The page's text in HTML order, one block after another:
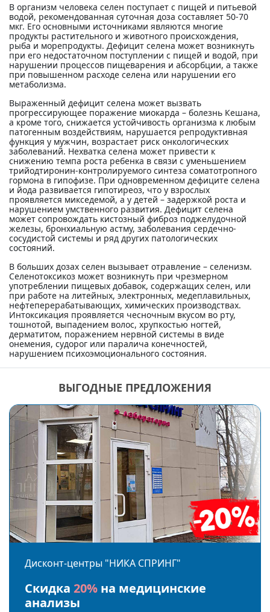
В организм человека селен поступает с пищей и питьевой
водой, рекомендованная суточная доза составляет 50-70
мкг. Его основными источниками являются многие
продукты растительного и животного происхождения,
рыба и морепродукты. Дефицит селена может возникнуть
при его недостаточном поступлении с пищей и водой, при
нарушении процессов пищеварения и абсорбции, а также
при повышенном расходе селена или нарушении его
метаболизма.
Выраженный дефицит селена может вызвать
прогрессирующее поражение миокарда – болезнь Кешана,
а кроме того, снижается устойчивость организма к любым
патогенным воздействиям, нарушается репродуктивная
функция у мужчин, возрастает риск онкологических
заболеваний. Нехватка селена может привести к
снижению темпа роста ребенка в связи с уменьшением
трийодтиронин-контролируемого синтеза соматотропного
гормона в гипофизе. При одновременном дефиците селена
и йода развивается гипотиреоз, что у взрослых
проявляется микседемой, а у детей – задержкой роста и
нарушением умственного развития. Дефицит селена
может сопровождать кистозный фиброз поджелудочной
железы, бронхиальную астму, заболевания сердечно-
сосудистой системы и ряд других патологических
состояний.
В больших дозах селен вызывает отравление – селенизм.
Селенотоксикоз может возникнуть при чрезмерном
употреблении пищевых добавок, содержащих селен, или
при работе на литейных, электронных, медеплавильных,
нефтеперерабатывающих, химических производствах.
Интоксикация проявляется чесночным вкусом во рту,
тошнотой, выпадением волос, хрупкостью ногтей,
дерматитом, поражением нервной системы в виде
онемения, судорог или паралича конечностей,
нарушением психоэмоционального состояния.
ВЫГОДНЫЕ ПРЕДЛОЖЕНИЯ
Дисконт-центры "НИКА СПРИНГ"
Скидка 20% на медицинские
анализы